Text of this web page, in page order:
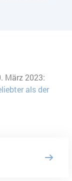
März 2023:
als der